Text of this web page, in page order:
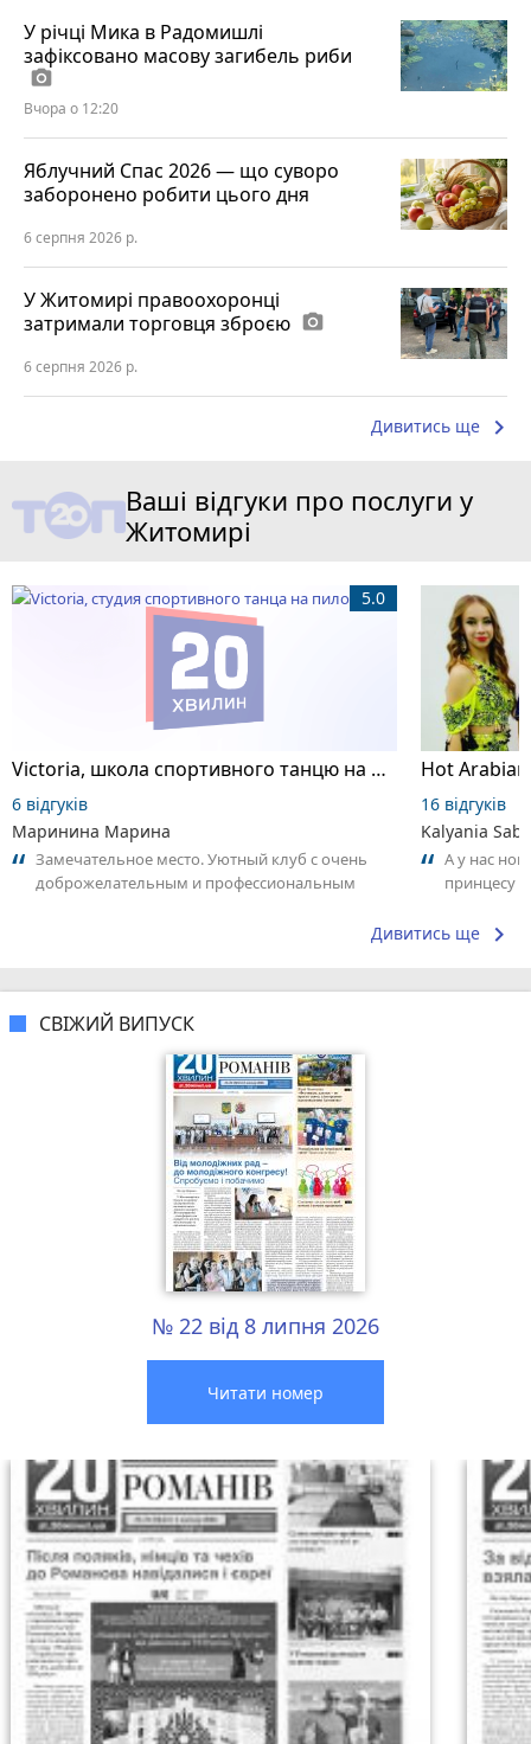
У річці Мика в Радомишлі
зафіксовано масову загибель риби
photo_camera
Вчора о 12:20
Яблучний Спас 2026 — що суворо
заборонено робити цього дня
6 серпня 2026 р.
У Житомирі правоохоронці
затримали торговця зброєю photo_camera
6 серпня 2026 р.
Дивитись ще keyboard_arrow_right
Ваші відгуки про послуги у
Житомирі
Victoria, школа спортивного танцю на пілоні
5.0
6 відгуків
Маринина Марина
Замечательное место. Уютный клуб с очень
доброжелательным и профессиональным
16 відгуків
Kalyania
А у нас
принцесу
Дивитись ще keyboard_arrow_right
СВІЖИЙ ВИПУСК
№ 22 від 8 липня 2026
Читати номер